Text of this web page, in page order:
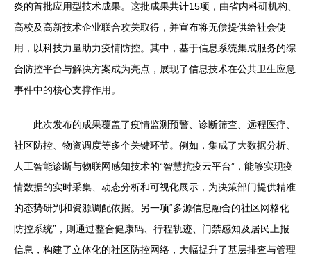
炎的首批应用型技术成果。这批成果共计15项，由省内科研机构、
高校及高新技术企业联合攻关取得，并宣布将无偿提供给社会使
用，以科技力量助力疫情防控。其中，基于信息系统集成服务的综
合防控平台与解决方案成为亮点，展现了信息技术在公共卫生应急
事件中的核心支撑作用。
此次发布的成果覆盖了疫情监测预警、诊断筛查、远程医疗、
社区防控、物资调度等多个关键环节。例如，集成了大数据分析、
人工智能诊断与物联网感知技术的“智慧抗疫云平台”，能够实现疫
情数据的实时采集、动态分析和可视化展示，为决策部门提供精准
的态势研判和资源调配依据。另一项“多源信息融合的社区网格化
防控系统”，则通过整合健康码、行程轨迹、门禁感知及居民上报
信息，构建了立体化的社区防控网络，大幅提升了基层排查与管理